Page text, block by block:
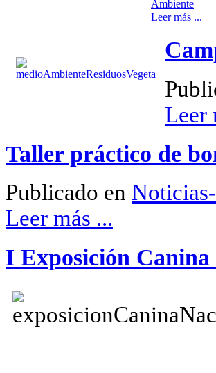
Ambiente
Leer más ...
Leer
Taller práctico de
Publicado en
Leer más ...
I Exposición Canina